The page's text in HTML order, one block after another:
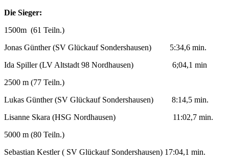
Die Sieger:
1500m (61 Teiln.)
Jonas Günther (SV Glückauf Sondershausen) 5:34,6 min.
Ida Spiller (LV Altstadt 98 Nordhausen) 6;04,1 min
2500 m (77 Teiln.)
Lukas Günther (SV Glückauf Sondershausen) 8:14,5 min.
Lisanne Skara (HSG Nordhausen) 11:02,7 min.
5000 m (80 Teiln.)
Sebastian Kestler ( SV Glückauf Sondershausen) 17:04,1 min.